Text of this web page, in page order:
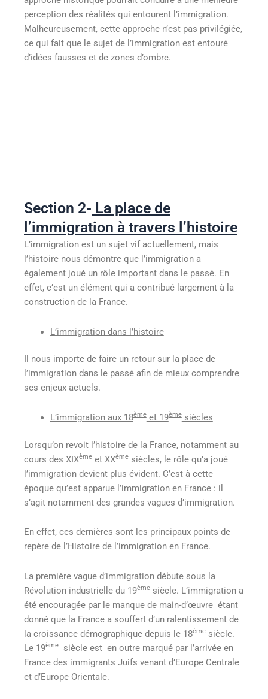
perception des réalités qui entourent l’immigration.
Malheureusement, cette approche n’est pas privilégiée,
ce qui fait que le sujet de l’immigration est entouré
d’idées fausses et de zones d’ombre.
Section 2- La place de
l’immigration à travers l’histoire
L’immigration est un sujet vif actuellement, mais
l’histoire nous démontre que l’immigration a
également joué un rôle important dans le passé. En
effet, c’est un élément qui a contribué largement à la
construction de la France.
L’immigration dans l’histoire
Il nous importe de faire un retour sur la place de
l’immigration dans le passé afin de mieux comprendre
ses enjeux actuels.
L’immigration aux 18èmeet 19èmesiècles
Lorsqu’on revoit l’histoire de la France, notamment au
cours des XIXème et XXème siècles, le rôle qu’a joué
l’immigration devient plus évident. C’est à cette
époque qu’est apparue l’immigration en France : il
s’agit notamment des grandes vagues d’immigration.
En effet, ces dernières sont les principaux points de
repère de l’Histoire de l’immigration en France.
La première vague d’immigration débute sous la
Révolution industrielle du 19ème siècle. L’immigration a
été encouragée par le manque de main-d’œuvre étant
donné que la France a souffert d’un ralentissement de
la croissance démographique depuis le 18ème siècle.
Le 19ème
siècle est en outre marqué par l’arrivée en
France des immigrants Juifs venant d’Europe Centrale
et d’Europe Orientale.